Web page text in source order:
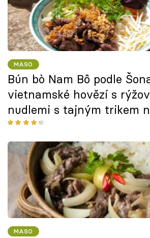
MASO
Bún bò Nam Bô podle
vietnamské hovězí s
nudlemi s tajným trikem
masíčko
MASO